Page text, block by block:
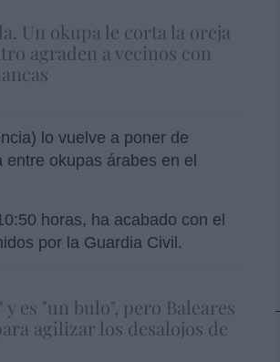
Un okupa le corta la oreja
agraden a vecinos con
lo vuelve a poner de
okupas árabes en el
horas, ha acabado con el
por la Guardia Civil.
es "un bulo", pero Baleares
agilizar los desalojos de